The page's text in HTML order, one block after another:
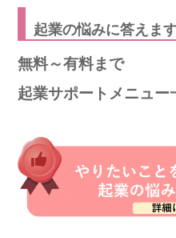
起業の悩みに答えます
無料～有料まで
起業サポートメニュー